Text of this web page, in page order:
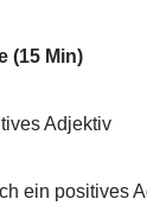
(15 Min)
Adjektiv
ein positives